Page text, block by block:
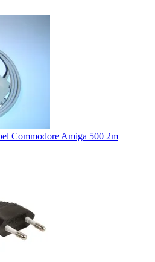
Commodore Amiga 500 2m